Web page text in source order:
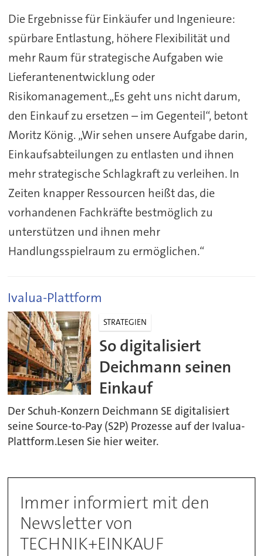
Die Ergebnisse für Einkäufer und Ingenieure:
spürbare Entlastung, höhere Flexibilität und
mehr Raum für strategische Aufgaben wie
Lieferantenentwicklung oder
Risikomanagement.„Es geht uns nicht darum,
den Einkauf zu ersetzen – im Gegenteil“, betont
Moritz König. „Wir sehen unsere Aufgabe darin,
Einkaufsabteilungen zu entlasten und ihnen
mehr strategische Schlagkraft zu verleihen. In
Zeiten knapper Ressourcen heißt das, die
vorhandenen Fachkräfte bestmöglich zu
unterstützen und ihnen mehr
Handlungsspielraum zu ermöglichen.“
Ivalua-Plattform
STRATEGIEN
So digitalisiert
Deichmann seinen
Einkauf
Der Schuh-Konzern Deichmann SE digitalisiert
seine Source-to-Pay (S2P) Prozesse auf der Ivalua-
Plattform.Lesen Sie hier weiter.
Immer informiert mit den
Newsletter von
TECHNIK+EINKAUF